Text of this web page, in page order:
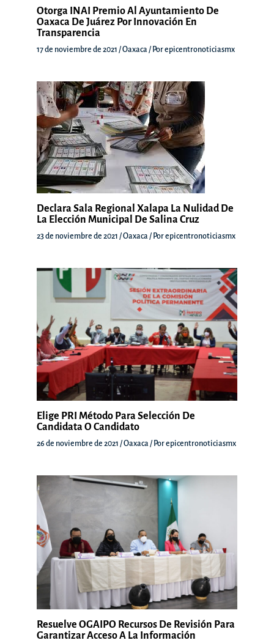
Otorga INAI Premio Al Ayuntamiento De
Oaxaca De Juárez Por Innovación En
Transparencia
17 de noviembre de 2021 /Oaxaca / Porepicentronoticiasmx
Declara Sala Regional Xalapa La Nulidad De
La Elección Municipal De Salina Cruz
23 de noviembre de 2021 /Oaxaca / Porepicentronoticiasmx
Elige PRI Método Para Selección De
Candidata O Candidato
26 de noviembre de 2021 /Oaxaca / Porepicentronoticiasmx
Resuelve OGAIPO Recursos De Revisión Para
Garantizar Acceso A La Información